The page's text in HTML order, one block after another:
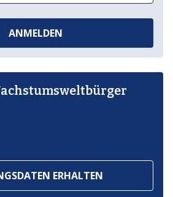
ANMELDEN
ERHALTEN